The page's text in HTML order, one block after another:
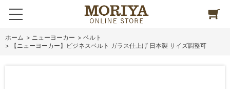
ホーム > ニューヨーカー > ベルト
>
【ニューヨーカー】ビジネスベルト ガラス仕上げ 日本製 サイズ調整可